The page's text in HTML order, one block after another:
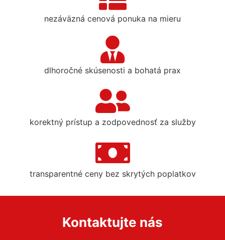
nezáväzná cenová ponuka na mieru
dlhoročné skúsenosti a bohatá prax
korektný prístup a zodpovednosť za služby
transparentné ceny bez skrytých poplatkov
Kontaktujte nás